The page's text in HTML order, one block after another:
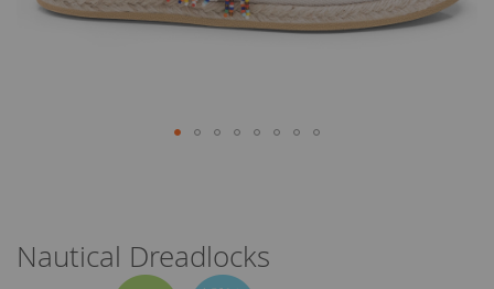
Nautical Dreadlocks